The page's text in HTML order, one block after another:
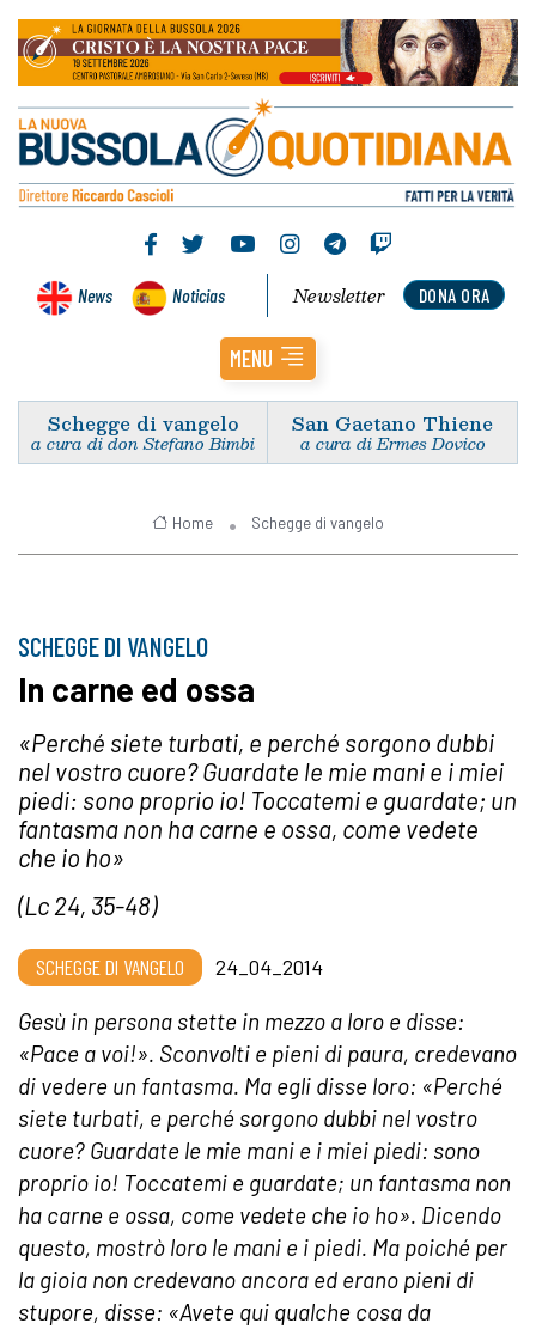
News Noticias DONA ORA
Newsletter
MENU
Schegge di vangelo
a cura di don Stefano Bimbi
San Gaetano Thiene
a cura di Ermes Dovico
Home Schegge di vangelo
SCHEGGE DI VANGELO
In carne ed ossa
«Perché siete turbati, e perché sorgono dubbi
nel vostro cuore? Guardate le mie mani e i miei
piedi: sono proprio io! Toccatemi e guardate; un
fantasma non ha carne e ossa, come vedete
che io ho»
(Lc 24, 35-48)
SCHEGGE DI VANGELO 24_04_2014
Gesù in persona stette in mezzo a loro e disse:
«Pace a voi!». Sconvolti e pieni di paura, credevano
di vedere un fantasma. Ma egli disse loro: «Perché
siete turbati, e perché sorgono dubbi nel vostro
cuore? Guardate le mie mani e i miei piedi: sono
proprio io! Toccatemi e guardate; un fantasma non
ha carne e ossa, come vedete che io ho». Dicendo
questo, mostrò loro le mani e i piedi. Ma poiché per
la gioia non credevano ancora ed erano pieni di
stupore, disse: «Avete qui qualche cosa da